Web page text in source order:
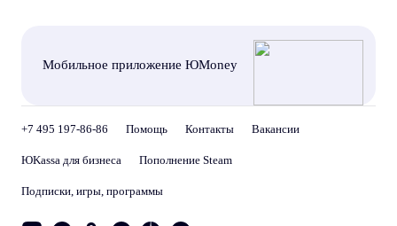
Мобильное приложение ЮMoney
+7 495 197-86-86 Помощь Контакты Вакансии
ЮKassa для бизнеса Пополнение Steam
Подписки, игры, программы